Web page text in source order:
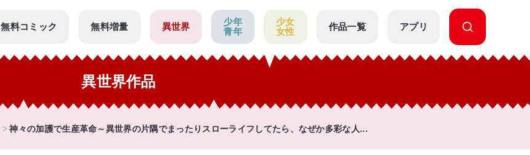
無料コミック 無料増量 異世界
少年
青年
少女
女性
作品一覧 アプリ
異世界作品
神々の加護で生産革命～異世界の片隅でまったりスローライフしてたら、なぜか多彩な人...